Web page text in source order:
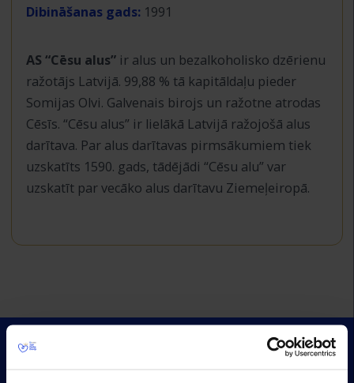
Dibināšanas gads: 1991
AS “Cēsu alus”ir alus un bezalkoholisko dzērienu
ražotājs Latvijā. 99,88 % tā kapitāldaļu pieder
Somijas Olvi. Galvenais birojs un ražotne atrodas
Cēsīs. “Cēsu alus” ir lielākā Latvijā ražojošā alus
darītava. Par alus darītavas pirmsākumiem tiek
uzskatīts 1590. gads, tādējādi “Cēsu alu” var
uzskatīt par vecāko alus darītavu Ziemeļeiropā.